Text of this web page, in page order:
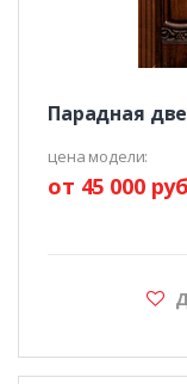
Парадная
цена модели:
от 45 000